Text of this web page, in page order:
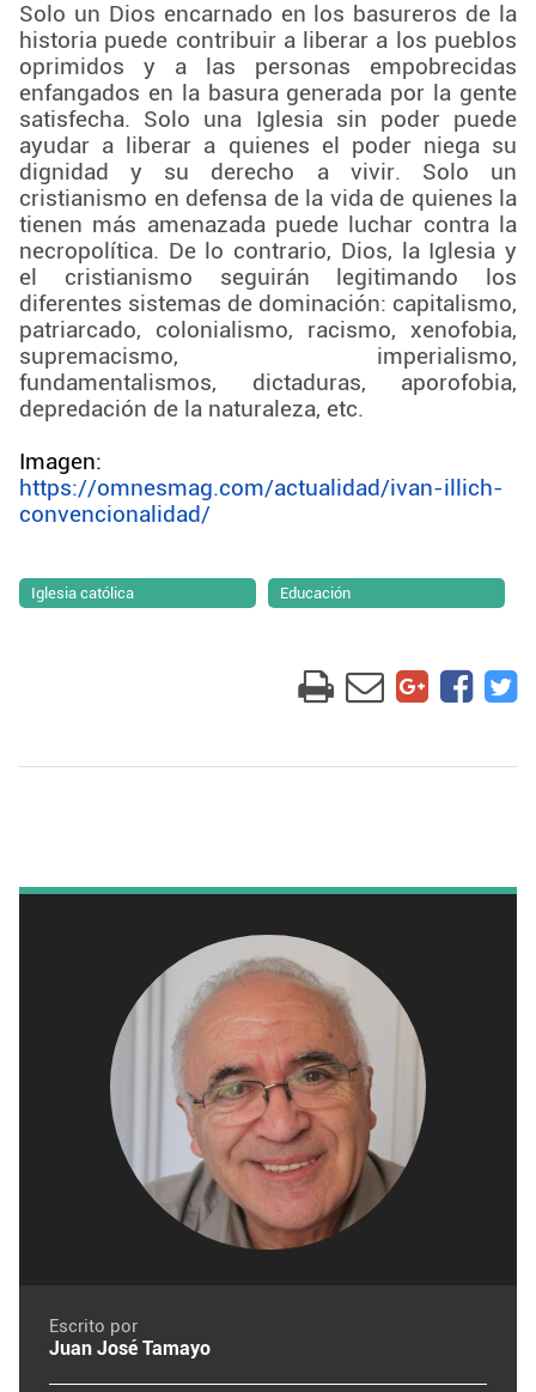
Solo un Dios encarnado en los basureros de la
historia puede contribuir a liberar a los pueblos
oprimidos y a las personas empobrecidas
enfangados en la basura generada por la gente
satisfecha. Solo una Iglesia sin poder puede
ayudar a liberar a quienes el poder niega su
dignidad y su derecho a vivir. Solo un
cristianismo en defensa de la vida de quienes la
tienen más amenazada puede luchar contra la
necropolítica. De lo contrario, Dios, la Iglesia y
el cristianismo seguirán legitimando los
diferentes sistemas de dominación: capitalismo,
patriarcado, colonialismo, racismo, xenofobia,
supremacismo, imperialismo,
fundamentalismos, dictaduras, aporofobia,
depredación de la naturaleza, etc.
Imagen:
https://omnesmag.com/actualidad/ivan-illich-
convencionalidad/
Iglesia católica Educación
Escrito por
Juan José Tamayo